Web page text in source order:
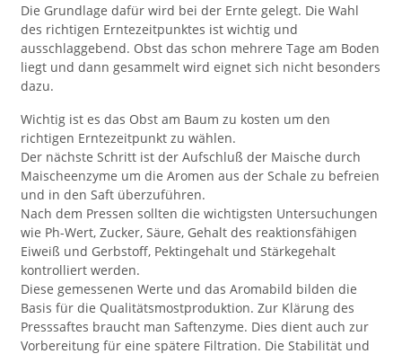
Die Grundlage dafür wird bei der Ernte gelegt. Die Wahl
des richtigen Erntezeitpunktes ist wichtig und
ausschlaggebend. Obst das schon mehrere Tage am Boden
liegt und dann gesammelt wird eignet sich nicht besonders
dazu.
Wichtig ist es das Obst am Baum zu kosten um den
richtigen Erntezeitpunkt zu wählen.
Der nächste Schritt ist der Aufschluß der Maische durch
Maischeenzyme um die Aromen aus der Schale zu befreien
und in den Saft überzuführen.
Nach dem Pressen sollten die wichtigsten Untersuchungen
wie Ph-Wert, Zucker, Säure, Gehalt des reaktionsfähigen
Eiweiß und Gerbstoff, Pektingehalt und Stärkegehalt
kontrolliert werden.
Diese gemessenen Werte und das Aromabild bilden die
Basis für die Qualitätsmostproduktion. Zur Klärung des
Presssaftes braucht man Saftenzyme. Dies dient auch zur
Vorbereitung für eine spätere Filtration. Die Stabilität und